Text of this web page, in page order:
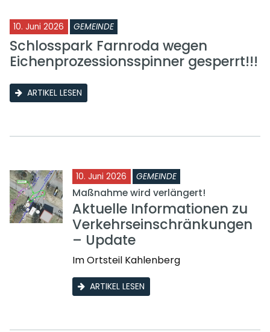
10. Juni 2026 GEMEINDE
Schlosspark Farnroda wegen
Eichenprozessionsspinner gesperrt!!!
ARTIKEL LESEN
10. Juni 2026 GEMEINDE
Maßnahme wird verlängert!
Aktuelle Informationen zu
Verkehrseinschränkungen
– Update
Im Ortsteil Kahlenberg
ARTIKEL LESEN